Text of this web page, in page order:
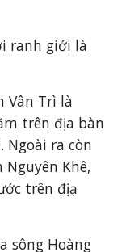
ranh giới là
Vân Trì là
trên địa bàn
Ngoài ra còn
Khê,
trên địạ
sông Hoàng